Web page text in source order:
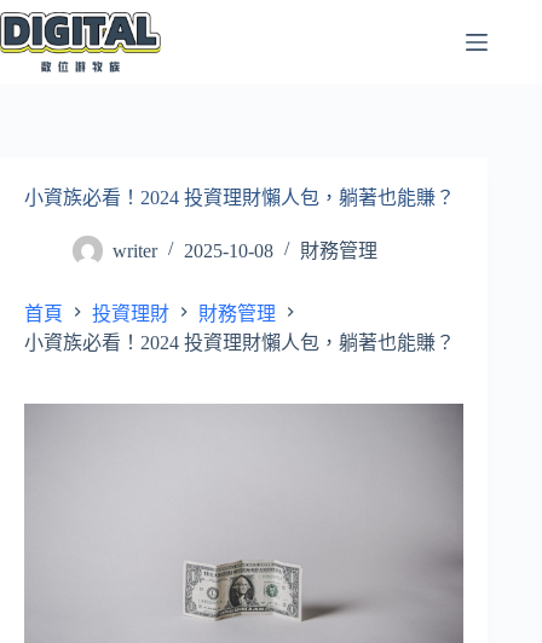
跳
至
小資族必看！2024 投資理財懶人包，躺著也能賺？
writer 2025-10-08 財務管理
首頁 投資理財
財務管理
小資族必看！2024 投資理財懶人包，躺著也能賺？